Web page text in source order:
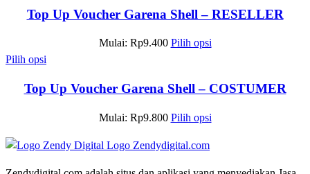
Top Up Voucher Garena Shell – RESELLER
Mulai: Rp9.400 Pilih opsi
Pilih opsi
Top Up Voucher Garena Shell – COSTUMER
Mulai: Rp9.800 Pilih opsi